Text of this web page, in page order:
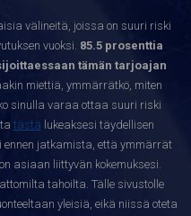
välineitä, joissa on suuri riski
vuoksi. 85.5 prosenttia
tämän tarjoajan
miettiä, ymmärrätkö, miten
sinulla varaa ottaa suuri riski
tästä lukeaksesi täydellisen
jatkamista, että ymmärrät
asiaan liittyvän kokemuksesi.
tahoilta. Tälle sivustolle
yleisiä, eikä niissä oteta